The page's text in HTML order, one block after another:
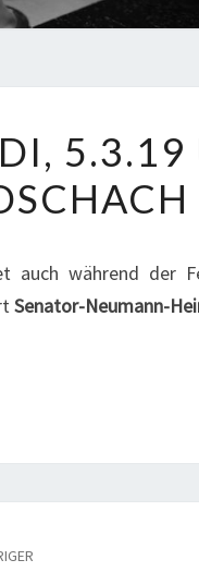
5.3.19
auch während der
Senator-Neumann-